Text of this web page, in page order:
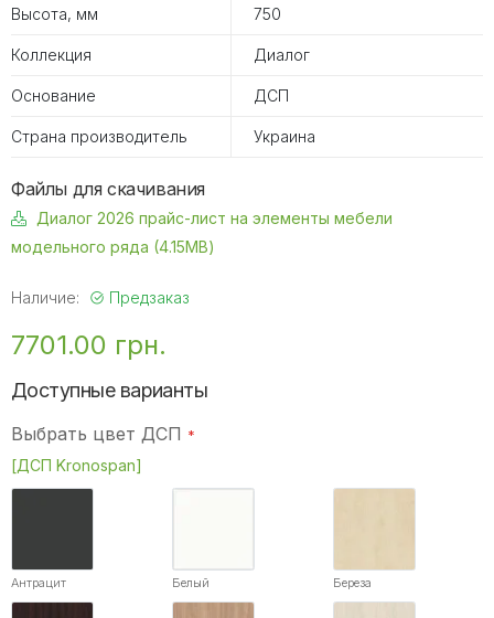
Высота, мм 750
Коллекция Диалог
Основание ДСП
Страна производитель Украина
Файлы для скачивания
Диалог 2026 прайс-лист на элементы мебели
модельного ряда (4.15MB)
Наличие: Предзаказ
7701.00 грн.
Доступные варианты
Выбрать цвет ДСП
[ДСП Kronospan]
Антрацит Белый Береза